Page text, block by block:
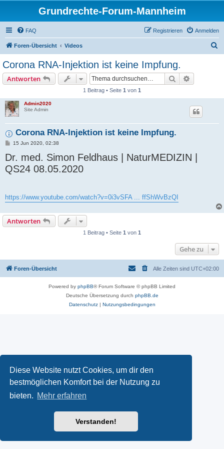
Diese Website nutzt Cookies, um dir den
bestmöglichen Komfort bei der Nutzung zu
bieten. Mehr erfahren
Verstanden!
Grundrechte-Forum-Mannheim
FAQ Anmelden
Registrieren
Foren-Übersicht Videos
Corona RNA-Injektion ist keine Impfung.
Antworten Suche
1 Beitrag • Seite 1 von 1
Admin2020
Site Admin
Corona RNA-Injektion ist keine Impfung.
B
i
t
r
a
15 Jun 2020, 02:38
Dr. med. Simon Feldhaus | NaturMEDIZIN |
QS24 08.05.2020
https://www.youtube.com/watch?v=0i3vSFA ... ffShWvBzQI
Antworten
1 Beitrag • Seite 1 von 1
Gehe zu
Foren-Übersicht Alle Zeiten sind UTC+02:00
Powered by phpBB® Forum Software © phpBB Limited
Deutsche Übersetzung durch phpBB.de
Datenschutz| Nutzungsbedingungen